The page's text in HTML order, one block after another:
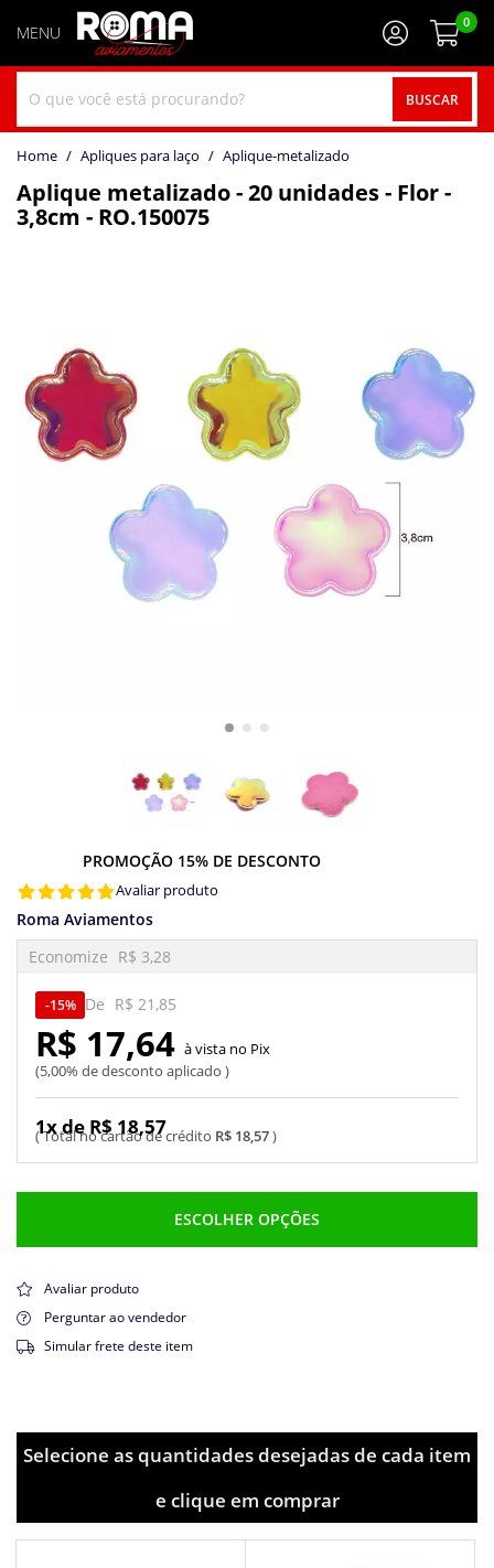
BUSCAR
0
home Apliques para laço aplique-metalizado
Aplique metalizado - 20 unidades - Flor -
3,8cm - RO.150075
PROMOÇÃO 15% DE DESCONTO
Avaliar produto
Roma Aviamentos
De R$ 21,85
R$ 18,57
Economize R$ 3,28
15%
1x de R$ 18,57
R$ 17,64
5,00% de desconto aplicado
Pix
ESCOLHER OPÇÕES
Avaliar produto
Perguntar ao vendedor
Simular frete deste item
Selecione as quantidades desejadas de cada item
e clique em comprar